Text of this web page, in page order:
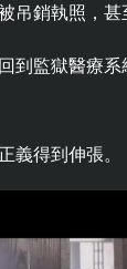
吊銷執照，甚
到監獄醫療
義得到伸張。